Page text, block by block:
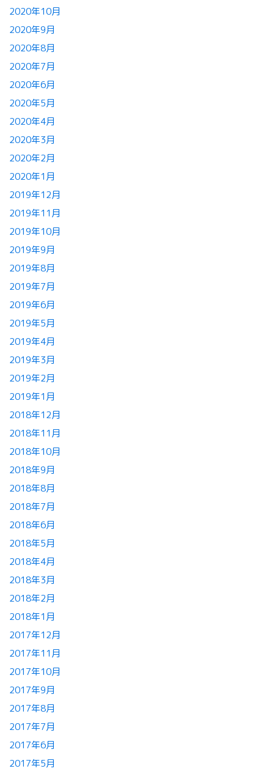
2020年10月
2020年9月
2020年8月
2020年7月
2020年6月
2020年5月
2020年4月
2020年3月
2020年2月
2020年1月
2019年12月
2019年11月
2019年10月
2019年9月
2019年8月
2019年7月
2019年6月
2019年5月
2019年4月
2019年3月
2019年2月
2019年1月
2018年12月
2018年11月
2018年10月
2018年9月
2018年8月
2018年7月
2018年6月
2018年5月
2018年4月
2018年3月
2018年2月
2018年1月
2017年12月
2017年11月
2017年10月
2017年9月
2017年8月
2017年7月
2017年6月
2017年5月